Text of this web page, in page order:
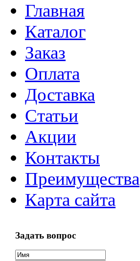
Главная
Каталог
Заказ
Оплата
Доставка
Статьи
Акции
Контакты
Преимущества
Карта сайта
Задать вопрос